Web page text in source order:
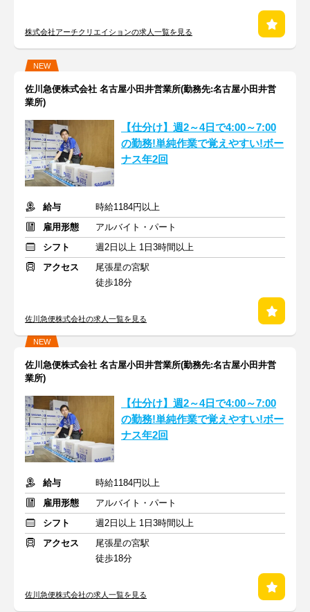
株式会社アーチクリエイションの求人一覧を見る
NEW
佐川急便株式会社 名古屋小田井営業所(勤務先:名古屋小田井営
業所)
【仕分け】週2～4日で4:00～7:00
の勤務!単純作業で覚えやすい!ボー
ナス年2回
給与
時給1184円以上
雇用形態
アルバイト・パート
シフト
週2日以上 1日3時間以上
アクセス
尾張星の宮駅
徒歩18分
佐川急便株式会社の求人一覧を見る
NEW
佐川急便株式会社 名古屋小田井営業所(勤務先:名古屋小田井営
業所)
【仕分け】週2～4日で4:00～7:00
の勤務!単純作業で覚えやすい!ボー
ナス年2回
給与
時給1184円以上
雇用形態
アルバイト・パート
シフト
週2日以上 1日3時間以上
アクセス
尾張星の宮駅
徒歩18分
佐川急便株式会社の求人一覧を見る